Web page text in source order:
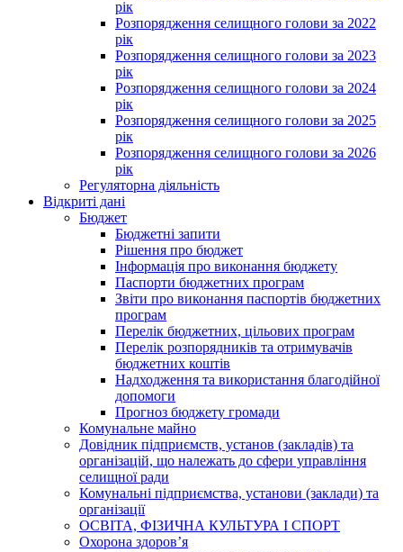
рік
Розпорядження селищного голови за 2022
рік
Розпорядження селищного голови за 2023
рік
Розпорядження селищного голови за 2024
рік
Розпорядження селищного голови за 2025
рік
Розпорядження селищного голови за 2026
рік
Регуляторна діяльність
Відкриті дані
Бюджет
Бюджетні запити
Рішення про бюджет
Інформація про виконання бюджету
Паспорти бюджетних програм
Звіти про виконання паспортів бюджетних
програм
Перелік бюджетних, цільових програм
Перелік розпорядників та отримувачів
бюджетних коштів
Надходження та використання благодійної
допомоги
Прогноз бюджету громади
Комунальне майно
Довідник підприємств, установ (закладів) та
організацій, що належать до сфери управління
селищної ради
Комунальні підприємства, установи (заклади) та
організації
ОСВІТА, ФІЗИЧНА КУЛЬТУРА І СПОРТ
Охорона здоров’я